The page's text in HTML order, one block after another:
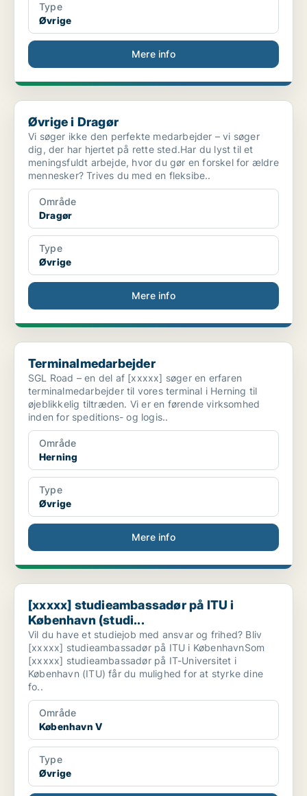
Type
Øvrige
Mere info
Øvrige i Dragør
Øvrige i Dragør
Vi søger ikke den perfekte medarbejder – vi søger
dig, der har hjertet på rette sted.Har du lyst til et
meningsfuldt arbejde, hvor du gør en forskel for ældre
mennesker? Trives du med en fleksibe..
Område
Dragør
Type
Øvrige
Mere info
Terminalmedarbejder
Terminalmedarbejder
SGL Road – en del af [xxxxx] søger en erfaren
terminalmedarbejder til vores terminal i Herning til
øjeblikkelig tiltræden. Vi er en førende virksomhed
inden for speditions- og logis..
Område
Herning
Type
Øvrige
Mere info
[xxxxx] studieambassadør på ITU i København (studi...
[xxxxx] studieambassadør på ITU i
København (studi...
Vil du have et studiejob med ansvar og frihed? Bliv
[xxxxx] studieambassadør på ITU i KøbenhavnSom
[xxxxx] studieambassadør på IT-Universitet i
København (ITU) får du mulighed for at styrke dine
fo..
Område
København V
Type
Øvrige